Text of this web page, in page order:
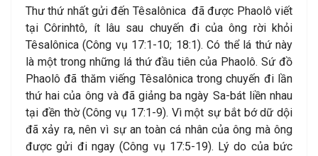
Thư thứ nhất gửi đến Têsalônica đã được Phaolô viết
tại Côrinhtô, ít lâu sau chuyến đi của ông rời khỏi
Têsalônica (Công vụ 17:1-10; 18:1). Có thể lá thứ này
là một trong những lá thứ đầu tiên của Phaolô. Sứ đồ
Phaolô đã thăm viếng Têsalônica trong chuyến đi lần
thứ hai của ông và đã giảng ba ngày Sa-bát liền nhau
tại đền thờ (Công vụ 17:1-9). Vì một sự bắt bớ dữ dội
đã xảy ra, nên vì sự an toàn cá nhân của ông mà ông
được gửi đi ngay (Công vụ 17:5-19). Lý do của bức